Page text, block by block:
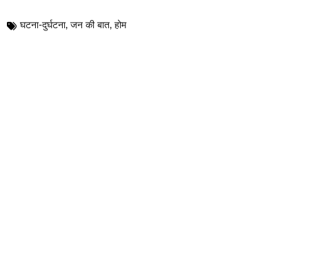
घटना-दुर्घटना, जन की बात, होम